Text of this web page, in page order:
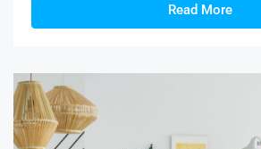
Read More